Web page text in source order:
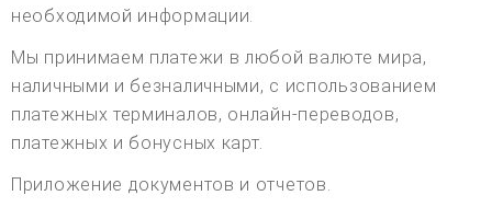
необходимой информации.
Мы принимаем платежи в любой валюте мира,
наличными и безналичными, с использованием
платежных терминалов, онлайн-переводов,
платежных и бонусных карт.
Приложение документов и отчетов.